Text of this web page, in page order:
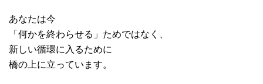
あなたは今
「何かを終わらせる」ためではなく、
新しい循環に入るために
橋の上に立っています。